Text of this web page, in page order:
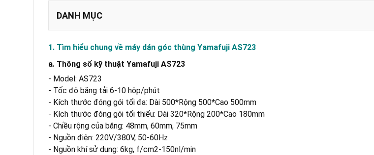
DANH MỤC
b. Cấu tạo của máy dán góc thùng AS723
c. Cơ chế hoạt động của AS723
a. Thiết kế chắc chắn, bền bỉ
b. Dễ dàng điều chỉnh và vận hành
c. Dán góc thùng nhanh chóng, chính xác
d. Tiết kiệm chi phí và tăng năng suất
e. Tính linh hoạt cao
1. Tìm hiểu chung về máy dán góc thùng Yamafuji AS723
a. Thông số kỹ thuật Yamafuji AS723
- Model: AS723
- Tốc độ băng tải 6-10 hộp/phút
- Kích thước đóng gói tối đa: Dài 500*Rộng 500*Cao 500mm
- Kích thước đóng gói tối thiểu: Dài 320*Rộng 200*Cao 180mm
- Chiều rộng của băng: 48mm, 60mm, 75mm
- Nguồn điện: 220V/380V, 50-60Hz
- Nguồn khí sử dụng: 6kg, f/cm2-150nl/min